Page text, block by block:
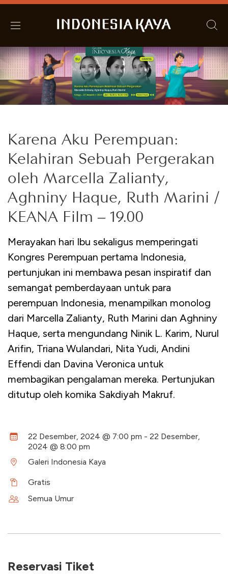
Karena Aku Perempuan:
Kelahiran Sebuah Pergerakan
oleh Marcella Zalianty,
Aghniny Haque, Ruth Marini /
KEANA Film – 19.00
Merayakan hari Ibu sekaligus memperingati
Kongres Perempuan pertama Indonesia,
pertunjukan ini membawa pesan inspiratif dan
semangat pemberdayaan untuk para
perempuan Indonesia, menampilkan monolog
dari Marcella Zalianty, Ruth Marini dan Aghniny
Haque, serta mengundang Ninik L. Karim, Nurul
Arifin, Triana Wulandari, Nita Yudi, Andini
Effendi dan Davina Veronica untuk
membagikan pengalaman mereka. Pertunjukan
ditutup oleh komika Sakdiyah Makruf.
22 Desember, 2024 @ 7:00 pm - 22 Desember,
2024 @ 8:00 pm
Galeri Indonesia Kaya
Gratis
Semua Umur
Reservasi Tiket